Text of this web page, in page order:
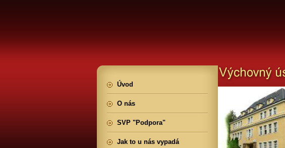
Úvod
O nás
SVP "Podpora"
Jak to u nás vypadá